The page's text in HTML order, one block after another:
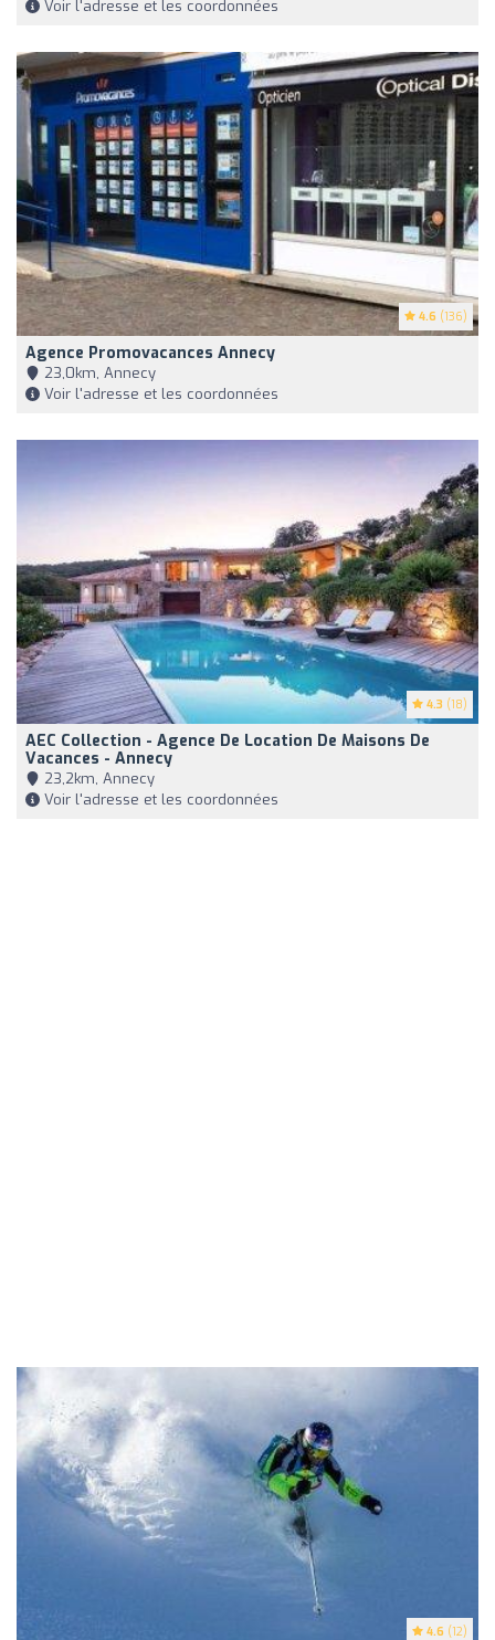
Voir l'adresse et les coordonnées
4.6 (136)
Agence Promovacances Annecy
23,0km, Annecy
Voir l'adresse et les coordonnées
4.3 (18)
AEC Collection - Agence De Location De Maisons De
Vacances - Annecy
23,2km, Annecy
Voir l'adresse et les coordonnées
4.6 (12)